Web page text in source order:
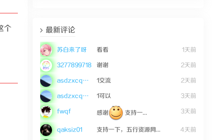
个 最新评论
1天前
苏白来了呀 看看
2天前
3277899718 谢谢
2天前
asdzxcqwe123 1交流
3天前
asdzxcqwe123 1可以
3天前
fwqf 感谢 支持一...
4天前
qaksiz01 支持一下，五行资源网...